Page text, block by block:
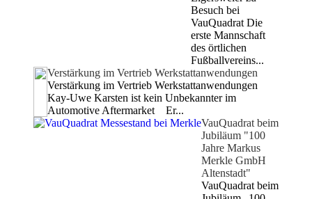
Besuch bei
VauQuadrat Die
erste Mannschaft
des örtlichen
Fußballvereins...
Verstärkung im Vertrieb Werkstattanwendungen
Verstärkung im Vertrieb Werkstattanwendungen
Kay-Uwe Karsten ist kein Unbekannter im
Automotive Aftermarket Er...
VauQuadrat beim
Jubiläum "100
Jahre Markus
Merkle GmbH
Altenstadt"
VauQuadrat beim